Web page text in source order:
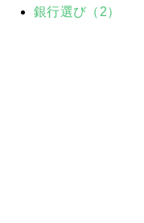
銀行選び（2）